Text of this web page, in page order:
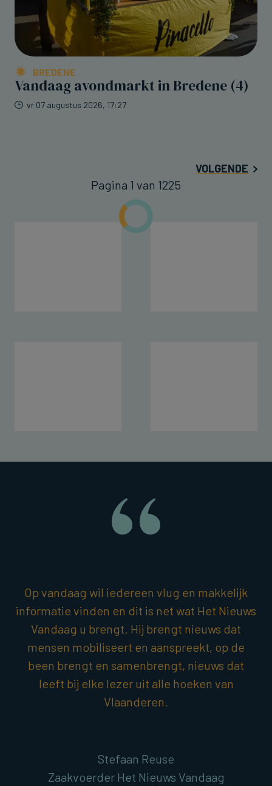
BREDENE
Vandaag avondmarkt in Bredene (4)
vr 07 augustus 2026, 17:27
VOLGENDE
Pagina 1 van 1225
Op vandaag wil iedereen vlug en makkelijk
informatie vinden en dit is net wat Het Nieuws
Vandaag u brengt. Hij brengt nieuws dat
mensen mobiliseert en aanspreekt, op de
been brengt en samenbrengt, nieuws dat
leeft bij elke lezer uit alle hoeken van
Vlaanderen.
Stefaan Reuse
Zaakvoerder Het Nieuws Vandaag